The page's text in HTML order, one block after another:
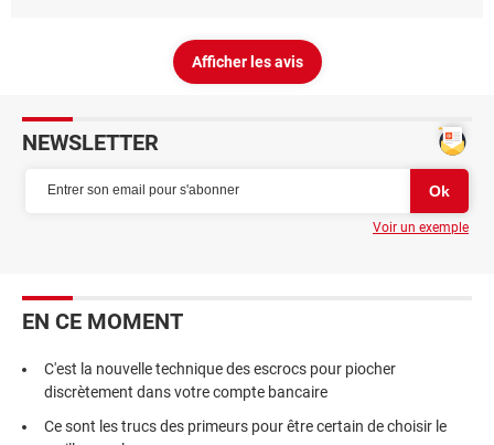
Afficher les avis
NEWSLETTER
Voir un exemple
EN CE MOMENT
C'est la nouvelle technique des escrocs pour piocher
discrètement dans votre compte bancaire
Ce sont les trucs des primeurs pour être certain de choisir le